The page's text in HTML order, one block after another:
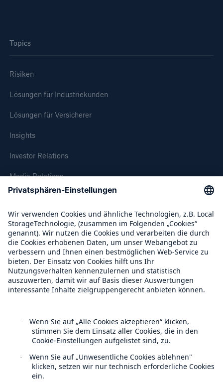
Topics
Risiken
Lösungen für Industriekunden
Lösungen für Versicherer
Insights
Investor Relations
Media Relations
Compliance
Über Munich Re
Munich Re Weltweit
Internetkriminalität
600 bn
Rückversicherung Leben/Gesundheit